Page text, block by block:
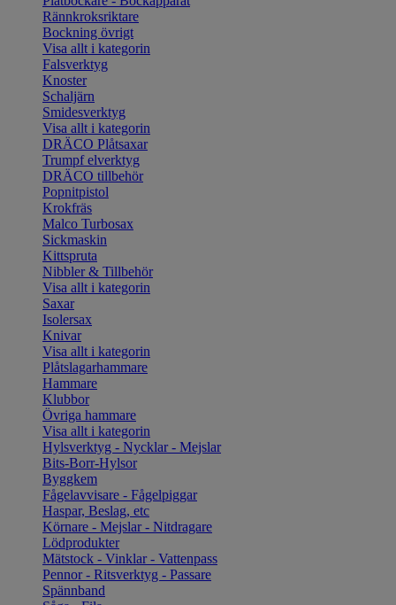
Rännkroksriktare
Bockning övrigt
Visa allt i kategorin
Falsverktyg
Knoster
Schaljärn
Smidesverktyg
Visa allt i kategorin
DRÄCO Plåtsaxar
Trumpf elverktyg
DRÄCO tillbehör
Popnitpistol
Krokfräs
Malco Turbosax
Sickmaskin
Kittspruta
Nibbler & Tillbehör
Visa allt i kategorin
Saxar
Isolersax
Knivar
Visa allt i kategorin
Plåtslagarhammare
Hammare
Klubbor
Övriga hammare
Visa allt i kategorin
Hylsverktyg - Nycklar - Mejslar
Bits-Borr-Hylsor
Byggkem
Fågelavvisare - Fågelpiggar
Haspar, Beslag, etc
Körnare - Mejslar - Nitdragare
Lödprodukter
Mätstock - Vinklar - Vattenpass
Pennor - Ritsverktyg - Passare
Spännband